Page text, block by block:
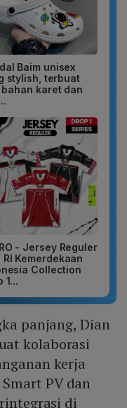
Baim unisex
stylish, terbuat
karet dan
- Jersey Reguler
RI Kemerdekaan
Collection
1...
panjang, Dian
kolaborasi
kerja
PV dan
di